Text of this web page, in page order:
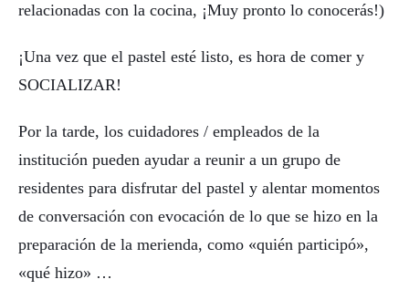
relacionadas con la cocina, ¡Muy pronto lo conocerás!)
¡Una vez que el pastel esté listo, es hora de comer y
SOCIALIZAR!
Por la tarde, los cuidadores / empleados de la
institución pueden ayudar a reunir a un grupo de
residentes para disfrutar del pastel y alentar momentos
de conversación con evocación de lo que se hizo en la
preparación de la merienda, como «quién participó»,
«qué hizo» …